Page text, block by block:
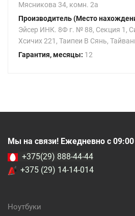
Мясникова 34, комн. 2а
Производитель (Место
Эйсер ИНК. 8Ф г. № 88, Секция 1,
Хсичих 221, Таипеи В Сянь,
Гарантия, месяцы: 12
Мы на связи! Ежедневно с
+375(29) 888-44-44
+375 (29) 14-14-014
Ноутбуки